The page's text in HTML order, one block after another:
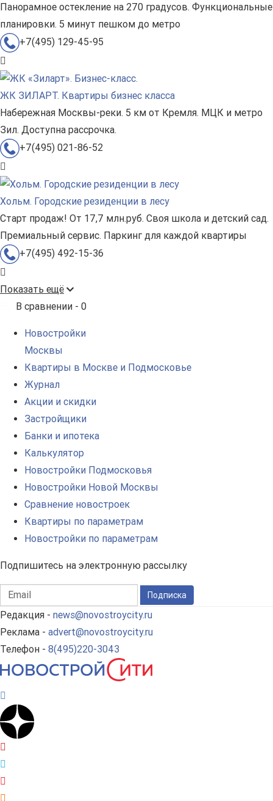
Панорамное остекление на 270 градусов. Функциональные
планировки. 5 минут пешком до метро
+7(495) 129-45-95
ЖК ЗИЛАРТ. Квартиры бизнес класса
Набережная Москвы-реки. 5 км от Кремля. МЦК и метро
Зил. Доступна рассрочка.
+7(495) 021-86-52
Хольм. Городские резиденции в лесу
Старт продаж! От 17,7 млн.руб. Своя школа и детский сад.
Премиальный сервис. Паркинг для каждой квартиры
+7(495) 492-15-36
Показать ещё
В сравнении - 0
Новостройки
Москвы
Квартиры в Москве и Подмосковье
Журнал
Акции и скидки
Застройщики
Банки и ипотека
Калькулятор
Новостройки Подмосковья
Новостройки Новой Москвы
Сравнение новостроек
Квартиры по параметрам
Новостройки по параметрам
Подпишитесь на электронную рассылку
Подписка
Редакция - news@novostroycity.ru
Реклама - advert@novostroycity.ru
Телефон - 8(495)220-3043